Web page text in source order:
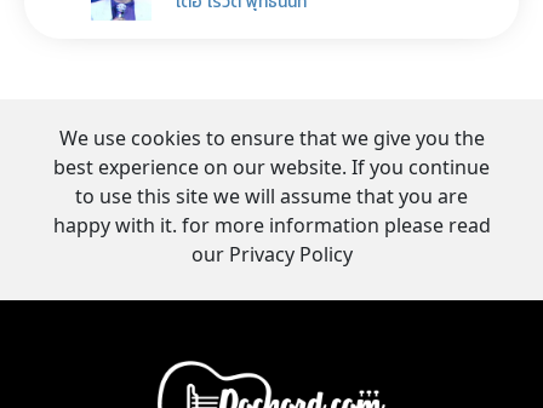
We use cookies to ensure that we give you the
best experience on our website. If you continue
to use this site we will assume that you are
happy with it. for more information please read
our Privacy Policy